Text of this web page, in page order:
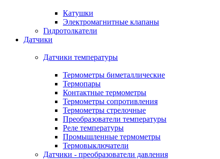
Катушки
Электромагнитные клапаны
Гидротолкатели
Датчики
Датчики температуры
Термометры биметаллические
Термопары
Контактные термометры
Термометры сопротивления
Термометры стрелочные
Преобразователи температуры
Реле температуры
Промышленные термометры
Термовыключатели
Датчики - преобразователи давления